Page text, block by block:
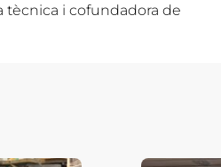
tècnica i cofundadora de